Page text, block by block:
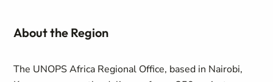
About the Region
The UNOPS Africa Regional Office, based in Nairobi,